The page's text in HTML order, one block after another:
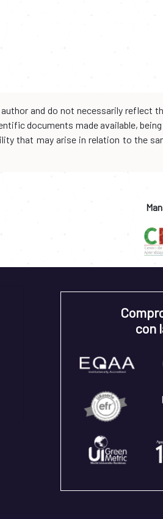
and do not necessarily reflect
documents made available,
that may arise in relation to the
con